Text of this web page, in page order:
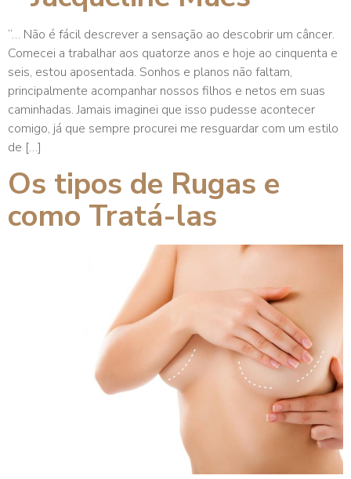
“… Não é fácil descrever a sensação ao descobrir um câncer.
Comecei a trabalhar aos quatorze anos e hoje ao cinquenta e
seis, estou aposentada. Sonhos e planos não faltam,
principalmente acompanhar nossos filhos e netos em suas
caminhadas. Jamais imaginei que isso pudesse acontecer
comigo, já que sempre procurei me resguardar com um estilo
de […]
Os tipos de Rugas e
como Tratá-las